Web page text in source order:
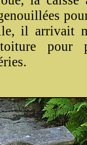
il arrivait
pour